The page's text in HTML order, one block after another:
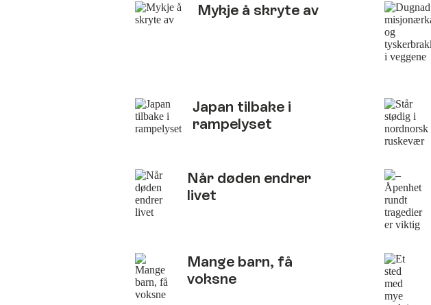
Mykje å skryte av
Japan tilbake i
rampelyset
Når døden endrer
livet
Mange barn, få
voksne